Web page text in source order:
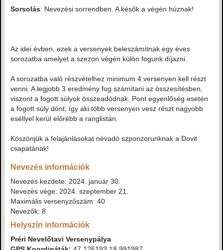
Sorsolás: Nevezési sorrendben. A késők a végén húznak!
Az idei évben, ezek a versenyek beleszámítnak egy éves
sorozatba amelyet a szezon végén külön fogunk díjazni.
A sorozatba való részvételhez minimum 4 versenyen kell részt
venni. A legjobb 3 eredmény fog számítani az összesítésben,
viszont a fogott súlyok összeadódnak. Pont egyenlőség esetén
a fogott súly dönt, így aki több versenyen vesz részt nagyobb
eséllyel kerül előrébb a ranglistán.
Köszönjük a felajánlásokat névadó szponzorunknak a Dovit
csapatának!
Nevezés információk
Nevezés kezdete: 2024. január 30.
Nevezés vége: 2024. szeptember 21.
Maximális versenyzőszám: 40
Nevezők: 8
Helyszín információk
Préri Nevelőtavi Versenypálya